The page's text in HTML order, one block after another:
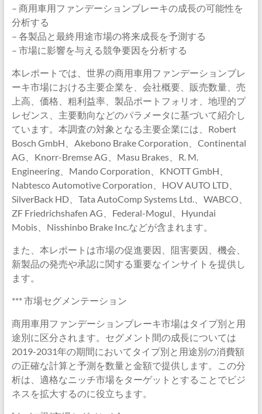
– 商用車用ファンデーションブレーキの成長の可能性を
分析する
– 各製品と最終用途市場の将来成長を予測する
– 市場に影響を与える競争要因を分析する
本レポートでは、世界の商用車用ファンデーションブレ
ーキ市場における主要企業を、会社概要、販売数量、売
上高、価格、粗利益率、製品ポートフォリオ、地理的プ
レゼンス、主要動向などのパラメータに基づいて紹介し
ています。本調査の対象となる主要企業には、Robert
Bosch GmbH、Akebono Brake Corporation、Continental
AG、Knorr-Bremse AG、Masu Brakes、R. M.
Engineering、Mando Corporation、KNOTT GmbH、
Nabtesco Automotive Corporation、HOV AUTO LTD、
SilverBack HD、Tata AutoComp Systems Ltd.、WABCO、
ZF Friedrichshafen AG、Federal-Mogul、Hyundai
Mobis、Nisshinbo Brake Inc.などが含まれます。
また、本レポートは市場の促進要因、阻害要因、機会、
新製品の発売や承認に関する重要なインサイトを提供し
ます。
*** 市場セグメンテーション
商用車用ファンデーションブレーキ市場はタイプ別と用
途別に区分されます。セグメント間の成長については
2019-2031年の期間においてタイプ別と用途別の消費額
の正確な計算と予測を数量と金額で提供します。この分
析は、適格なニッチ市場をターゲットとすることでビジ
ネスを拡大するのに役立ちます。